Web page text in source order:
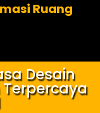
Ruang
Desain